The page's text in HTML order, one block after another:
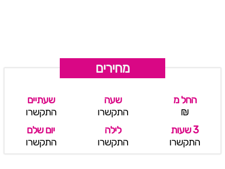
מחירים
החל מ
₪
שעה
התקשרו
שעתיים
התקשרו
3 שעות
התקשרו
לילה
התקשרו
יום שלם
התקשרו